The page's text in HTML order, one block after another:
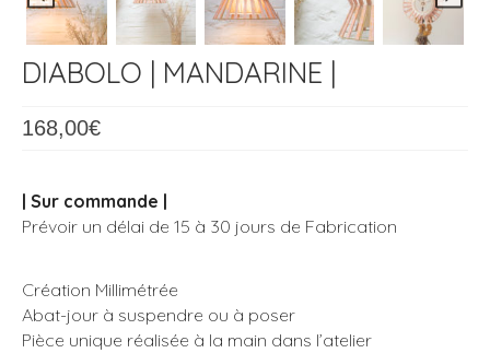
DIABOLO | MANDARINE |
168,00€
| Sur commande |
Prévoir un délai de 15 à 30 jours de Fabrication
Création Millimétrée
Abat-jour à suspendre ou à poser
Pièce unique réalisée à la main dans l’atelier